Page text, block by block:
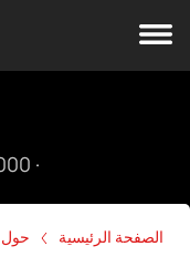
·
الصفحة الرئيسية حول